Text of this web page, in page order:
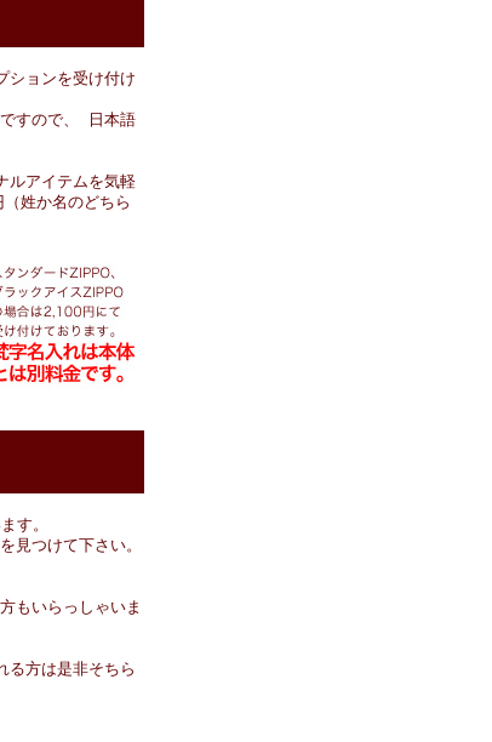
ションを受け付け
すので、 日本語
ルアイテムを気軽
姓か名のどちら
す。
見つけて下さい。
もいらっしゃいま
る方は是非そちら